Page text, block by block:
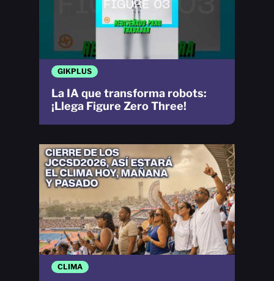
CLIMA
GIKPLUS
La IA que transforma robots:
¡Llega Figure Zero Three!